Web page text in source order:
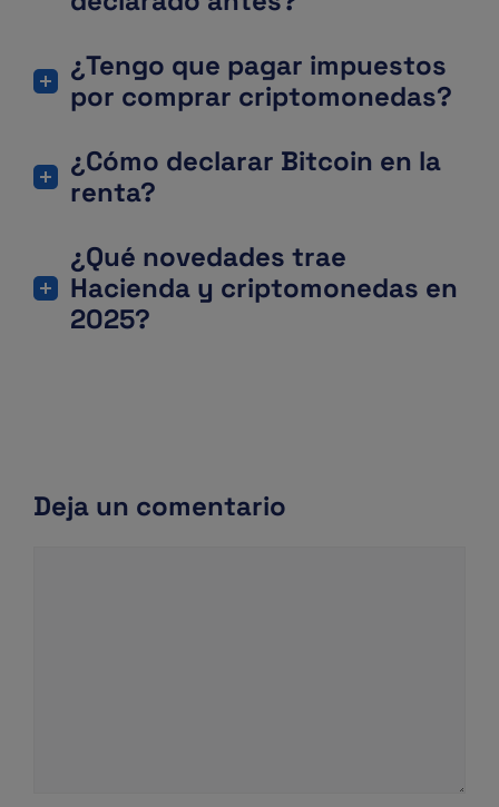
¿Tengo que pagar impuestos
por comprar criptomonedas?
¿Cómo declarar Bitcoin en la
renta?
¿Qué novedades trae
Hacienda y criptomonedas en
2025?
Deja un comentario